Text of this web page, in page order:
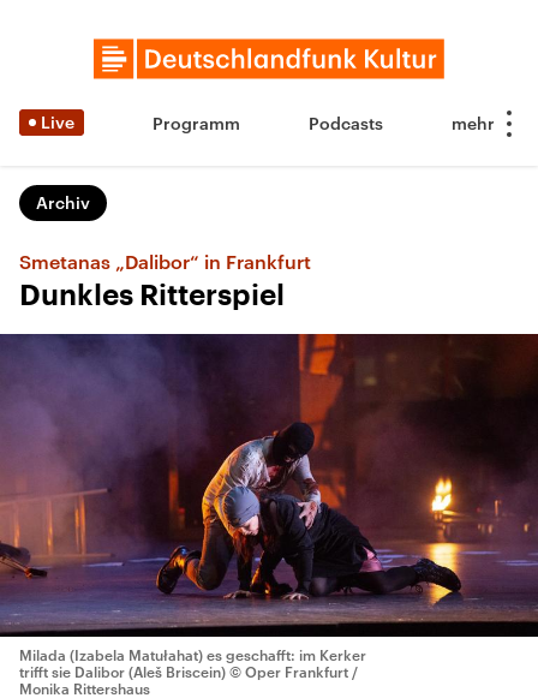
Live Programm Podcasts
Archiv
Smetanas „Dalibor“ in Frankfurt
Dunkles Ritterspiel
Milada (Izabela Matułahat) es geschafft: im Kerker
trifft sie Dalibor (Aleš Briscein) © Oper Frankfurt /
Monika Rittershaus